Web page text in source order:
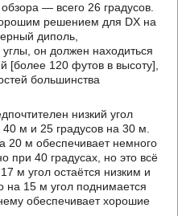
— всего 26 градусов.
решением для DX на
диполь,
он должен находиться
[более 120 футов в высоту],
большинства
низкий угол
м и 25 градусов на 30 м.
20 м обеспечивает немного
при 40 градусах, но это всё
м угол остаётся низким и
на 15 м угол поднимается
обеспечивает хорошие